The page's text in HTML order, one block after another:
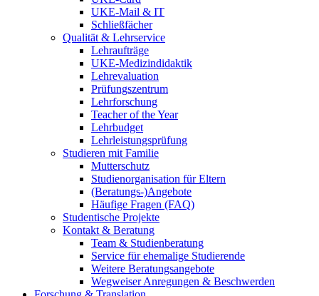
UKE-Mail & IT
Schließfächer
Qualität & Lehrservice
Lehraufträge
UKE-Medizindidaktik
Lehrevaluation
Prüfungszentrum
Lehrforschung
Teacher of the Year
Lehrbudget
Lehrleistungsprüfung
Studieren mit Familie
Mutterschutz
Studienorganisation für Eltern
(Beratungs-)Angebote
Häufige Fragen (FAQ)
Studentische Projekte
Kontakt & Beratung
Team & Studienberatung
Service für ehemalige Studierende
Weitere Beratungsangebote
Wegweiser Anregungen & Beschwerden